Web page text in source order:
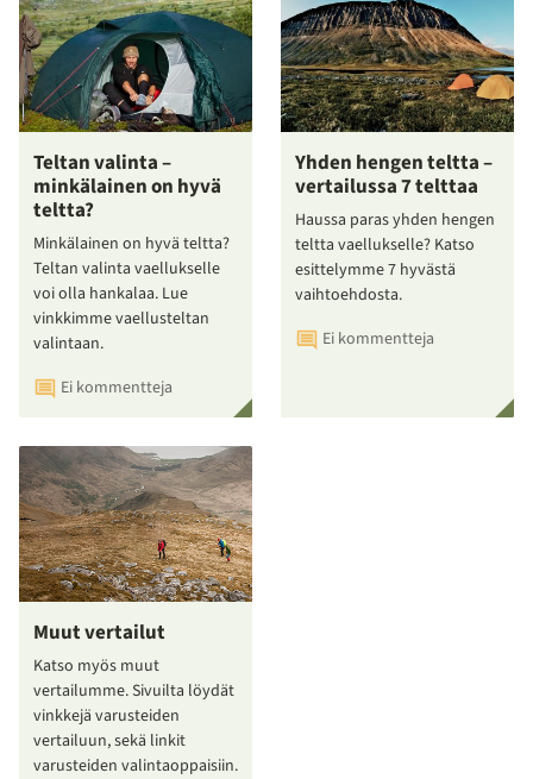
Teltan valinta –
minkälainen on hyvä
teltta?
Minkälainen on hyvä teltta?
Teltan valinta vaellukselle
voi olla hankalaa. Lue
vinkkimme vaellusteltan
valintaan.
Ei kommentteja
Yhden hengen teltta –
vertailussa 7 telttaa
Haussa paras yhden hengen
teltta vaellukselle? Katso
esittelymme 7 hyvästä
vaihtoehdosta.
Ei kommentteja
Muut vertailut
Katso myös muut
vertailumme. Sivuilta löydät
vinkkejä varusteiden
vertailuun, sekä linkit
varusteiden valintaoppaisiin.